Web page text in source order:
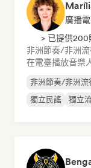
廣播
> 已提供200
非洲節奏/非洲
在電臺播放音樂
非洲節奏/非洲流
獨立民謠
獨立